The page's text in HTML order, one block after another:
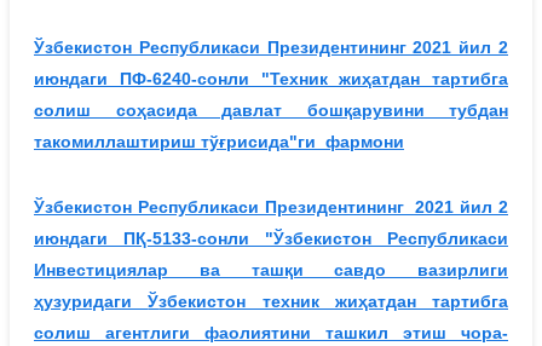
Ўзбекистон Республикаси Президентининг 2021 йил 2
июндаги ПФ-6240-сонли "Техник жиҳатдан тартибга
солиш соҳасида давлат бошқарувини тубдан
такомиллаштириш тўғрисида"ги фармони
Ўзбекистон Республикаси Президентининг 2021 йил 2
июндаги ПҚ-5133-сонли "Ўзбекистон Республикаси
Инвестициялар ва ташқи савдо вазирлиги
ҳузуридагиЎзбекистон техник жиҳатдан тартибга
солиш агентлиги фаолиятини ташкил этиш чора-